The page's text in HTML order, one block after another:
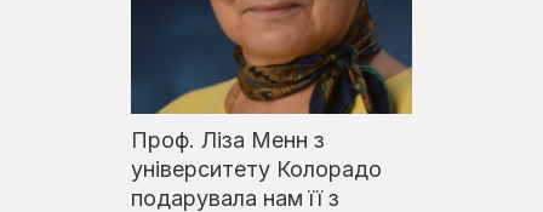
Проф. Ліза Менн з
університету Колорадо
подарувала нам її з